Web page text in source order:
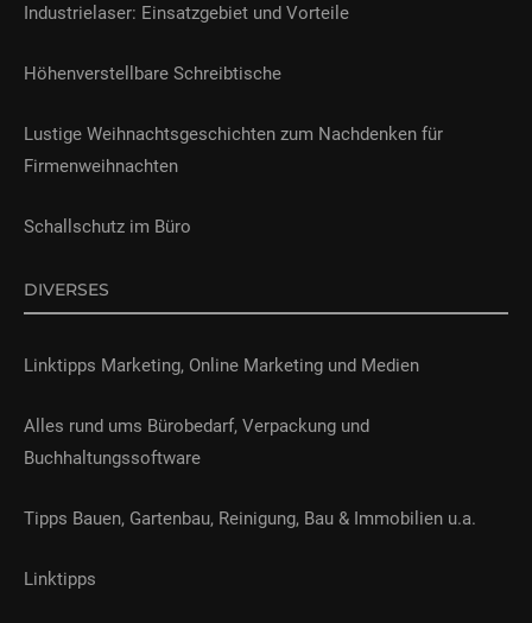
Industrielaser: Einsatzgebiet und Vorteile
Höhenverstellbare Schreibtische
Lustige Weihnachtsgeschichten zum Nachdenken für
Firmenweihnachten
Schallschutz im Büro
DIVERSES
Linktipps Marketing, Online Marketing und Medien
Alles rund ums Bürobedarf, Verpackung und
Buchhaltungssoftware
Tipps Bauen, Gartenbau, Reinigung, Bau & Immobilien u.a.
Linktipps